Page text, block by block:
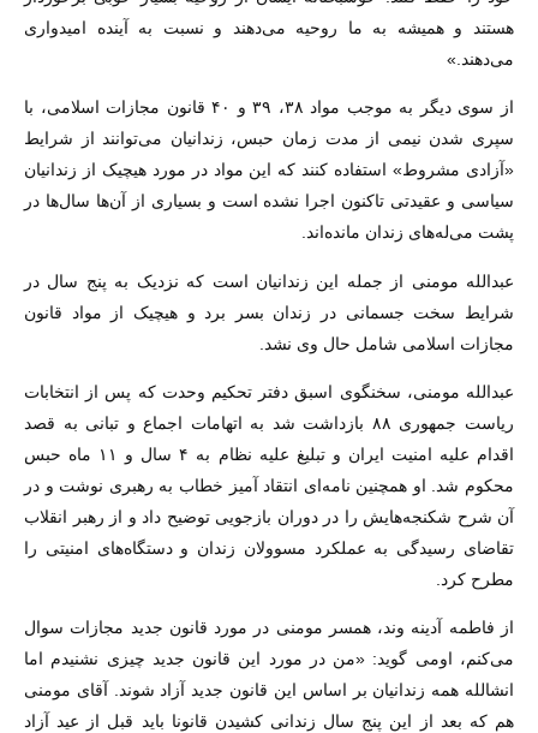
هستند و همیشه به ما روحیه می‌دهند و نسبت به آینده امیدواری
می‌دهند.»
از سوی دیگر به موجب مواد ۳۸، ۳۹ و ۴۰ قانون مجازات اسلامی، با
سپری شدن نیمی از مدت زمان حبس، زندانیان می‌توانند از شرایط
«آزادی مشروط» استفاده کنند که این مواد در مورد هیچیک از زندانیان
سیاسی و عقیدتی تاکنون اجرا نشده است و بسیاری از آن‌ها سال‌ها در
پشت می‌له‌های زندان مانده‌اند.
عبدالله مومنی از جمله این زندانیان است که نزدیک به پنج سال در
شرایط سخت جسمانی در زندان بسر برد و هیچیک از مواد قانون
مجازات اسلامی شامل حال وی نشد.
عبدالله مومنی، سخنگوی اسبق دفتر تحکیم وحدت که پس از انتخابات
ریاست جمهوری ۸۸ بازداشت شد به اتهامات اجماع و تبانی به قصد
اقدام علیه امنیت ایران و تبلیغ علیه نظام به ۴ سال و ۱۱ ماه حبس
محکوم شد. او همچنین نامه‌ای انتقاد آمیز خطاب به رهبری نوشت و در
آن شرح شکنجه‌هایش را در دوران بازجویی توضیح داد و از رهبر انقلاب
تقاضای رسیدگی به عملکرد مسوولان زندان و دستگاه‌های امنیتی را
مطرح کرد.
از فاطمه آدینه وند، همسر مومنی در مورد قانون جدید مجازات سوال
می‌کنم، اومی گوید: «من در مورد این قانون جدید چیزی نشنیدم اما
انشالله همه زندانیان بر اساس این قانون جدید آزاد شوند. آقای مومنی
هم که بعد از این پنج سال زندانی کشیدن قانونا باید قبل از عید آزاد